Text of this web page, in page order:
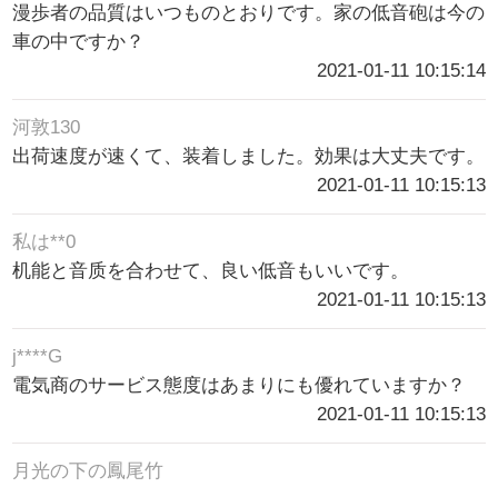
漫歩者の品質はいつものとおりです。家の低音砲は今の
車の中ですか？
2021-01-11 10:15:14
河敦130
出荷速度が速くて、装着しました。効果は大丈夫です。
2021-01-11 10:15:13
私は**0
机能と音质を合わせて、良い低音もいいです。
2021-01-11 10:15:13
j****G
電気商のサービス態度はあまりにも優れていますか？
2021-01-11 10:15:13
月光の下の鳳尾竹